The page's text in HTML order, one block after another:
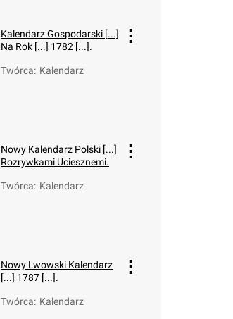
Kalendarz Gospodarski [...]
Na Rok [...] 1782 [...].
Twórca: Kalendarz
Nowy Kalendarz Polski [...]
Rozrywkami Uciesznemi.
Twórca: Kalendarz
Nowy Lwowski Kalendarz
[...] 1787 [...].
Twórca: Kalendarz